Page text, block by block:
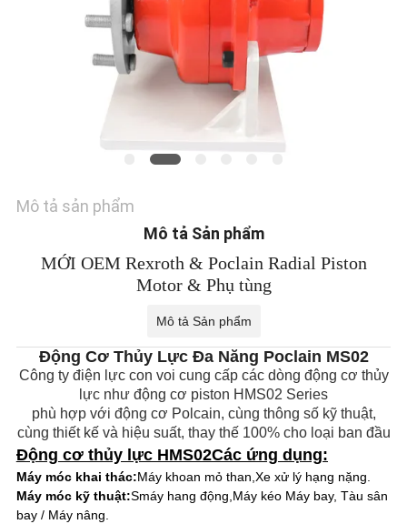
PRIVACY
Mô tả sản phẩm
Mô tả Sản phẩm
MỚI OEM Rexroth & Poclain Radial Piston
Motor & Phụ tùng
Mô tả Sản phẩm
Động Cơ Thủy Lực Đa Năng Poclain MS02
Công ty điện lực con voi cung cấp các dòng động cơ thủy
lực như động cơ piston HMS02 Series
phù hợp với động cơ Polcain, cùng thông số kỹ thuật,
cùng thiết kế và hiệu suất, thay thế 100% cho loại ban đầu
Động cơ thủy lực HMS02Các ứng dụng:
Máy móc khai thác:Máy khoan mỏ than,Xe xử lý hạng nặng.
Máy móc kỹ thuật:Smáy hang động,Máy kéo Máy bay, Tàu sân
bay / Máy nâng.